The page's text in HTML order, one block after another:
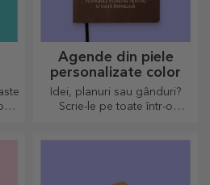
Agende din piele
personalizate color
Idei, planuri sau gânduri?
Scrie-le pe toate într-o